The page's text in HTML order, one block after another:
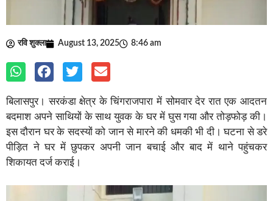
रवि शुक्ला August 13, 2025 8:46 am
बिलासपुर। सरकंडा क्षेत्र के चिंगराजपारा में सोमवार देर रात एक आदतन
बदमाश अपने साथियों के साथ युवक के घर में घुस गया और तोड़फोड़ की।
इस दौरान घर के सदस्यों को जान से मारने की धमकी भी दी। घटना से डरे
पीड़ित ने घर में छुपकर अपनी जान बचाई और बाद में थाने पहुंचकर
शिकायत दर्ज कराई।